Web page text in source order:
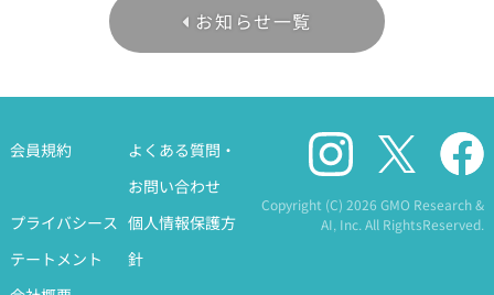
お知らせ一覧
会員規約
よくある質問・
お問い合わせ
プライバシース
テートメント
個人情報保護方
針
Copyright (C)2026 GMO Research &
AI, Inc. All RightsReserved.